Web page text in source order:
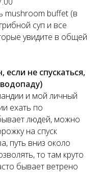
mushroom buffet (в
суп и все
увидите в общей
если не спускаться,
водопаду)
и мой личный
ехать по
людей, можно
на спуск
путь вниз около
то там круто
бывает ветрено